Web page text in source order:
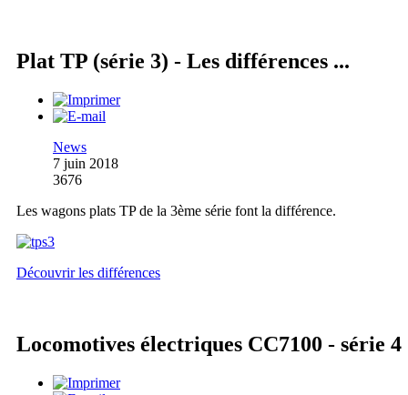
Plat TP (série 3) - Les différences ...
News
7 juin 2018
3676
Les wagons plats TP de la 3ème série font la différence.
Découvrir les différences
Locomotives électriques CC7100 - série 4